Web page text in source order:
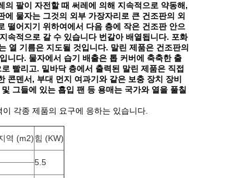
팔이 자전할 때 써레에 의해 지속적으로 약동해,
물자는 그것의 외부 가장자리로 큰 건조판의 외
떨어지기 위하여에서 다음 층에 작은 건조판 안으
속적으로 갈 수 있습니다 번갈아 배열됩니다. 포화
열 기름은 지도될 것입니다. 말린 제품은 건조판의
니다. 물자에서 습기 배출은 톱 커버에 축축한 출
빨리고. 밑바닥 층에서 출력된 말린 제품은 직접
콘덴서, 부대 먼지 여과기와 같은 보충 장치 장비
그들에 있는 흡입 팬 등 용매는 국가와 열을 풀칠
각종 제품의 요구에 응하는 있습니다.
역 (m2)힘 (KW)
5.5